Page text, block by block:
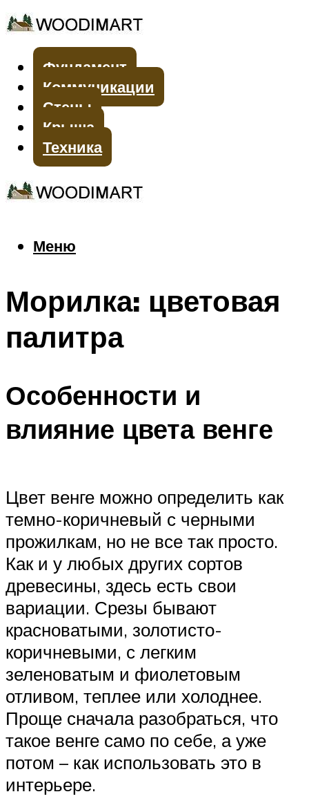
Фундамент
Коммуникации
Стены
Крыша
Техника
Меню
Меню
Морилка: цветовая
палитра
Особенности и
влияние цвета венге
Цвет венге можно определить как
темно-коричневый с черными
прожилкам, но не все так просто.
Как и у любых других сортов
древесины, здесь есть свои
вариации. Срезы бывают
красноватыми, золотисто-
коричневыми, с легким
зеленоватым и фиолетовым
отливом, теплее или холоднее.
Проще сначала разобраться, что
такое венге само по себе, а уже
потом – как использовать это в
интерьере.